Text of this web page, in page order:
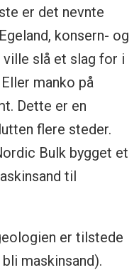
er det nevnte
konsern- og
slå et slag for i
manko på
Dette er en
flere steder.
Bulk bygget et
til
er tilstede
maskinsand).